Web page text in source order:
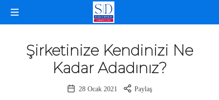
KOÇLUĞU
Şirketinize Kendinizi Ne
Kadar Adadınız?
28 Ocak 2021 Paylaş